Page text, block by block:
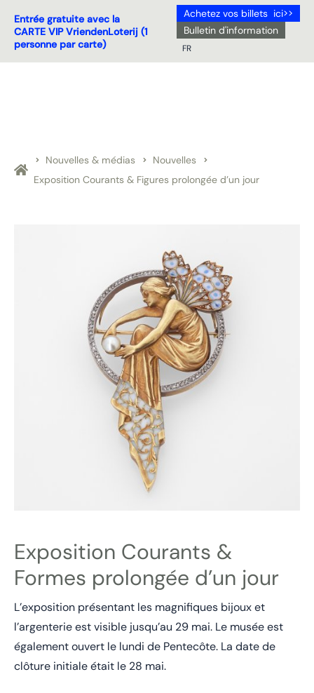
Entrée gratuite avec la
CARTE VIP VriendenLoterij (1
personne par carte)
Achetez vos billets ici>>
Bulletin d'information
FR
Nouvelles & médias
Nouvelles
Exposition Courants & Figures prolongée d’un jour
Exposition Courants &
Formes prolongée d’un jour
L’exposition présentant les magnifiques bijoux et
l’argenterie est visible jusqu’au 29 mai. Le musée est
également ouvert le lundi de Pentecôte. La date de
clôture initiale était le 28 mai.